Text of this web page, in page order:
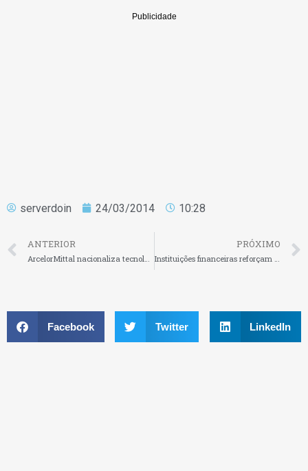
serverdoin 24/03/2014 10:28
ANTERIOR PRÓXIMO
Facebook Twitter LinkedIn